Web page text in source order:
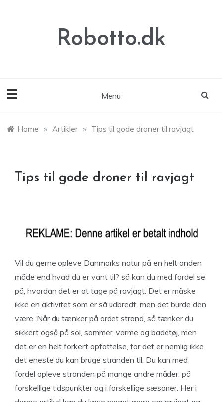
Robotto.dk
Menu
Home » Artikler » Tips til gode droner til ravjagt
Tips til gode droner til ravjagt
Vil du gerne opleve Danmarks natur på en helt anden
måde end hvad du er vant til? så kan du med fordel se
på, hvordan det er at tage på ravjagt. Det er måske
ikke en aktivitet som er så udbredt, men det burde den
være. Når du tænker på ordet strand, så tænker du
sikkert også på sol, sommer, varme og badetøj, men
det er en helt forkert opfattelse, for det er nemlig ikke
det eneste du kan bruge stranden til. Du kan med
fordel opleve stranden på mange andre måder, på
forskellige tidspunkter og i forskellige sæsoner. Her i